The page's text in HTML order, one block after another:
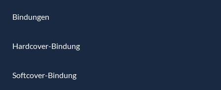
Bindungen
Hardcover-Bindung
Softcover-Bindung